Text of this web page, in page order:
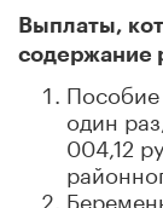
Выплаты,
содержание
один
004,12